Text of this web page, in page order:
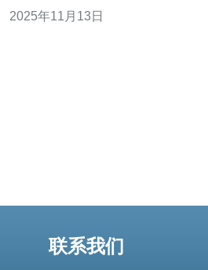
助您找到最合适的方案，无论您是
2025年11月13日
联系我们